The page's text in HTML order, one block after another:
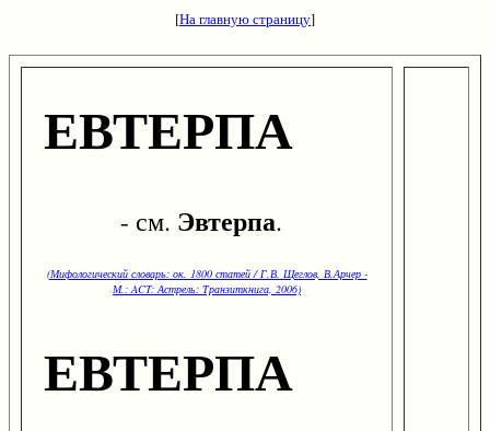
[На главную страницу]
ЕВТЕРПА
- см. Эвтерпа.
(Мифологический словарь: ок. 1800 статей / Г.В. Щеглов, В.Арчер -
М.: ACT: Астрель: Транзиткнига, 2006)
ЕВТЕРПА